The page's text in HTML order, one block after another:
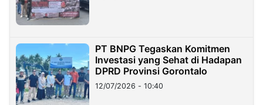
PT BNPG Tegaskan Komitmen
Investasi yang Sehat di Hadapan
DPRD Provinsi Gorontalo
12/07/2026 - 10:40